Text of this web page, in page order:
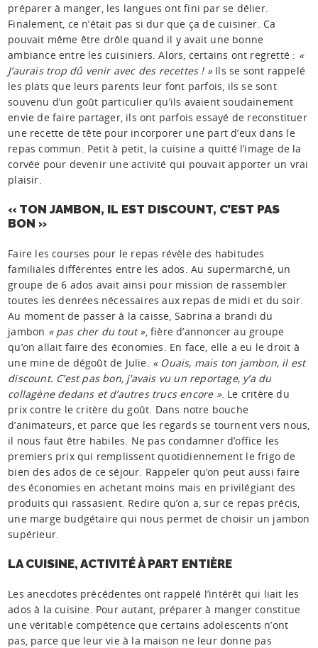
préparer à manger, les langues ont fini par se délier.
Finalement, ce n’était pas si dur que ça de cuisiner. Ca
pouvait même être drôle quand il y avait une bonne
ambiance entre les cuisiniers. Alors, certains ont regretté : «
J’aurais trop dû venir avec des recettes ! »Ils se sont rappelé
les plats que leurs parents leur font parfois, ils se sont
souvenu d’un goût particulier qu’ils avaient soudainement
envie de faire partager, ils ont parfois essayé de reconstituer
une recette de tête pour incorporer une part d’eux dans le
repas commun. Petit à petit, la cuisine a quitté l’image de la
corvée pour devenir une activité qui pouvait apporter un vrai
plaisir.
« TON JAMBON, IL EST DISCOUNT, C’EST PAS
BON »
Faire les courses pour le repas révèle des habitudes
familiales différentes entre les ados. Au supermarché, un
groupe de 6 ados avait ainsi pour mission de rassembler
toutes les denrées nécessaires aux repas de midi et du soir.
Au moment de passer à la caisse, Sabrina a brandi du
jambon « pas cher du tout », fière d’annoncer au groupe
qu’on allait faire des économies. En face, elle a eu le droit à
une mine de dégoût de Julie. « Ouais, mais ton jambon, il est
discount. C’est pas bon, j’avais vu un reportage, y’a du
collagène dedans et d’autres trucs encore ». Le critère du
prix contre le critère du goût. Dans notre bouche
d’animateurs, et parce que les regards se tournent vers nous,
il nous faut être habiles. Ne pas condamner d’office les
premiers prix qui remplissent quotidiennement le frigo de
bien des ados de ce séjour. Rappeler qu’on peut aussi faire
des économies en achetant moins mais en privilégiant des
produits qui rassasient. Redire qu’on a, sur ce repas précis,
une marge budgétaire qui nous permet de choisir un jambon
supérieur.
LA CUISINE, ACTIVITÉ À PART ENTIÈRE
Les anecdotes précédentes ont rappelé l’intérêt qui liait les
ados à la cuisine. Pour autant, préparer à manger constitue
une véritable compétence que certains adolescents n’ont
pas, parce que leur vie à la maison ne leur donne pas